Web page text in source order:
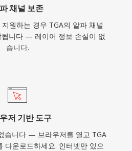
채널 보존
원하는 경우 TGA의 알파 채널
니다 — 레이어 정보 손실이 없
습니다.
저 기반 도구
습니다 — 브라우저를 열고 TGA
다운로드하세요. 인터넷만 있으